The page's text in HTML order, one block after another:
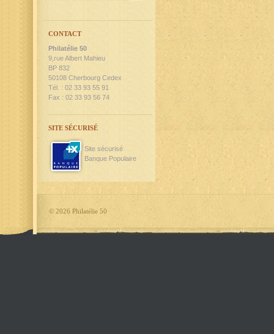
CONTACT
Philatélie 50
9,rue Albert Mahieu
BP 832
50108 Cherbourg Cedex
Tél. : 02 33 93 55 91
Fax : 02 33 93 56 74
SITE SÉCURISÉ
Site sécurisé
Banque Populaire
© 2026 Philatélie 50